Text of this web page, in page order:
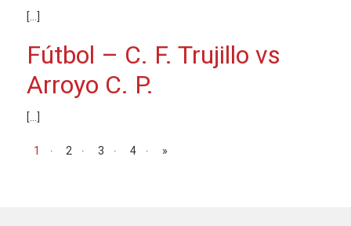
[…]
Fútbol – C. F. Trujillo vs
Arroyo C. P.
[…]
Navegación de entradas
1 2 3 4 »